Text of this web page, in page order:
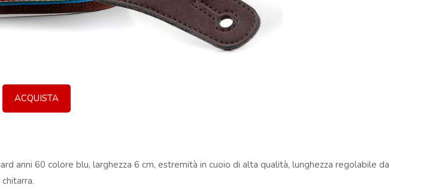
ACQUISTA
anni 60 colore blu, larghezza 6 cm, estremità in cuoio di alta qualità, lunghezza regolabile da